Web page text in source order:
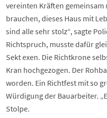
vereinten Kräften
brauchen, dieses Haus mit
sind alle sehr stolz“, sagte
Richtspruch, musste dafür
Sekt exen. Die Richtkrone
Kran hochgezogen. Der
worden. Ein Richtfest mit so
Würdigung der Bauarbeiter.
Stolpe.